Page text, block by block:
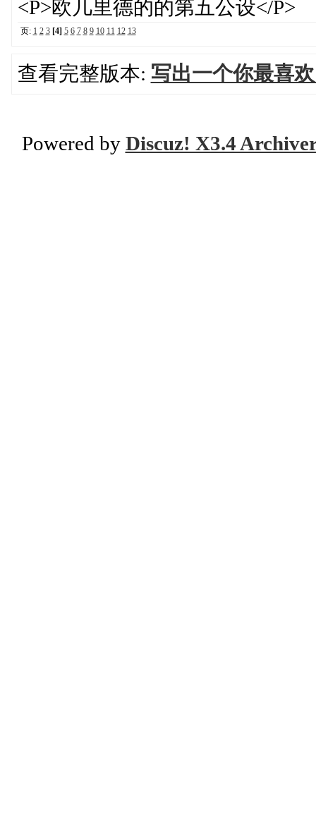
<P>欧几里德的的第五公设</P>
页: 1 2 3 [4] 5 6 7 8 9 10 11 12 13
查看完整版本: 写出一个你最喜
Powered by Discuz! X3.4